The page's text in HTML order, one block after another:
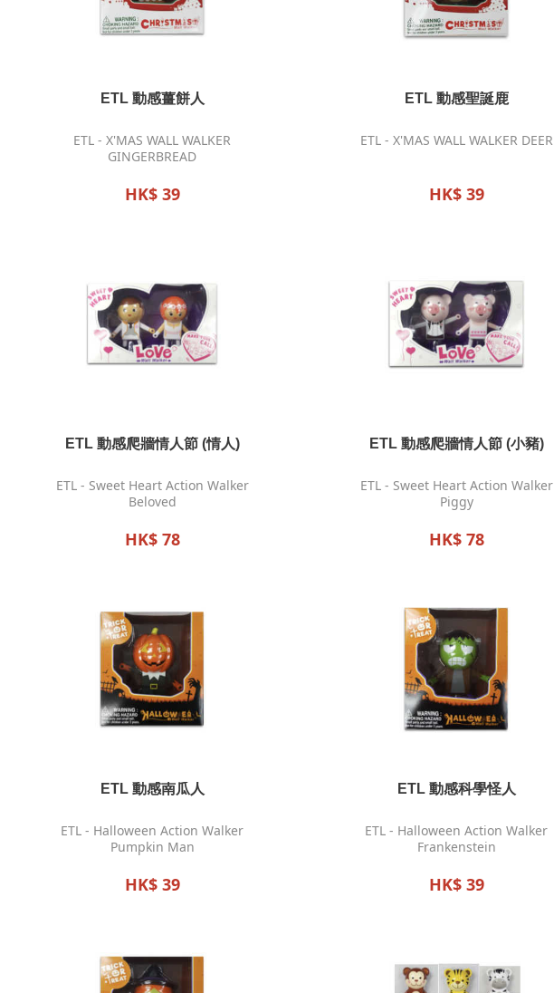
ETL 動感薑餅人
ETL - X'MAS WALL WALKER
GINGERBREAD
HK$ 39
ETL 動感聖誕鹿
ETL - X'MAS WALL WALKER DEER
HK$ 39
ETL 動感爬牆情人節 (情人)
ETL - Sweet Heart Action Walker
Beloved
HK$ 78
ETL 動感爬牆情人節 (小豬)
ETL - Sweet Heart Action Walker
Piggy
HK$ 78
ETL 動感南瓜人
ETL - Halloween Action Walker
Pumpkin Man
HK$ 39
ETL 動感科學怪人
ETL - Halloween Action Walker
Frankenstein
HK$ 39